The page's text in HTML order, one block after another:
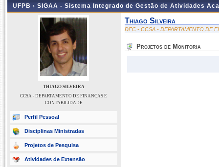
UFPB › SIGAA - Sistema Integrado de Gestão de Atividades
THIAGO SILVEIRA
CCSA - DEPARTAMENTO DE FINANÇAS E
CONTABILIDADE
Perfil Pessoal
Disciplinas Ministradas
Projetos de Pesquisa
Atividades de Extensão
Thiago Silveira
DFC - CCSA - DEPARTAMENTO DE
Projetos de Monitoria